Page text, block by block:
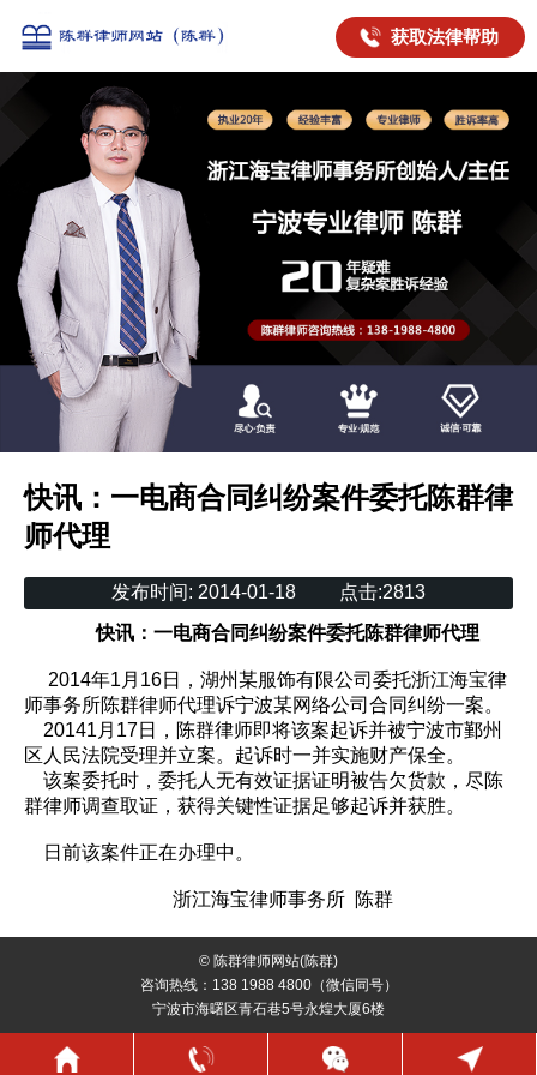
获取法律帮助
快讯：一电商合同纠纷案件委托陈群律
师代理
发布时间: 2014-01-18 点击:2813
快讯：一电商合同纠纷案件委托陈群律师代理
2014年1月16日，湖州某服饰有限公司委托浙江海宝律
师事务所陈群律师代理诉宁波某网络公司合同纠纷一案。
20141月17日，陈群律师即将该案起诉并被宁波市鄞州
区人民法院受理并立案。起诉时一并实施财产保全。
该案委托时，委托人无有效证据证明被告欠货款，尽陈
群律师调查取证，获得关键性证据足够起诉并获胜。
日前该案件正在办理中。
浙江海宝律师事务所 陈群
© 陈群律师网站(陈群)
咨询热线：138 1988 4800（微信同号）
宁波市海曙区青石巷5号永煌大厦6楼